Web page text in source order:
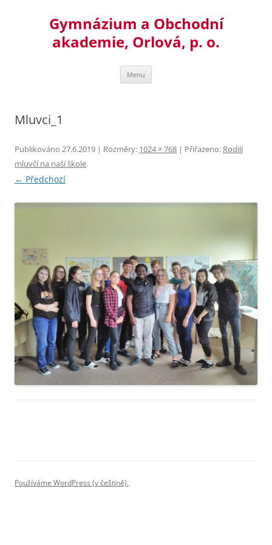
Gymnázium a Obchodní
akademie, Orlová, p. o.
Menu
Mluvci_1
Publikováno 27.6.2019 | Rozměry: 1024 × 768 | Přiřazeno: Rodilí
mluvčí na naší škole.
← Předchozí
Používáme WordPress (v češtině).